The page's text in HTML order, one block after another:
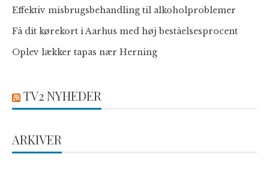
Effektiv misbrugsbehandling til alkoholproblemer
Få dit kørekort i Aarhus med høj beståelsesprocent
Oplev lækker tapas nær Herning
TV2 NYHEDER
ARKIVER